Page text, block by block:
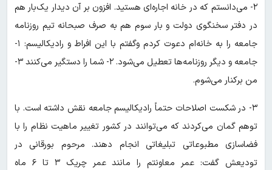
‌۲- می‌دانستم که در خانه اجاره‌ای هستید. افزون بر آن دیدار یک‌بار هم
در دفتر سخنگوی دولت و بار سوم هم به صرف صبحانه تیم روزنامه
جامعه را به خانه‌ام دعوت کردم وگفتم با این افراط و رادیکالیسم: ‌۱-
جامعه و دیگر روزنامه‌ها تعطیل می‌شود. ۲- شما را دستگیر می‌کنند ‌۳-
من برکنار می‌شوم.
۳- در شکست اصلاحات حتماً رادیکالیسم جامعه نقش داشته است. با
توهم گمان می‌کردند که می‌توانند در کشور تغییر ماهیت نظام را با
فضاسازی مطبوعاتی تبلیغاتی انجام دهند. مرحوم بورقانی در
تودیعش گفت: عمر معاونتم را مانند عمر چریک ۳ تا ۶ ماه